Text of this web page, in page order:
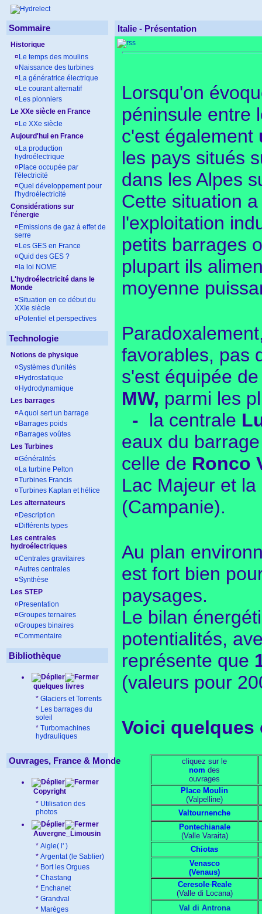
Sommaire
Historique
¤ Le temps des moulins
¤ Naissance des turbines
¤ La génératrice électrique
¤ Le courant alternatif
¤ Les pionniers
Le XXe siècle en France
¤ Le XXe siècle
Aujourd'hui en France
¤ La production
hydroélectrique
¤ Place occupée par
l'électricité
¤Quel développement pour
l'hydroélectricité
Considérations sur
l'énergie
¤ Emissions de gaz à effet de
serre
¤ Les GES en France
¤Quid des GES ?
¤ la loi NOME
L'hydroélectricité dans le
Monde
¤Situation en ce début du
XXIe siècle
¤ Potentiel et perspectives
Technologie
Notions de physique
¤Systèmes d'unités
¤ Hydrostatique
¤ Hydrodynamique
Les barrages
¤A quoi sert un barrage
¤ Barrages poids
¤ Barrages voûtes
Les Turbines
¤Généralités
¤ La turbine Pelton
¤Turbines Francis
¤Turbines Kaplan et hélice
Les alternateurs
¤ Description
¤ Différents types
Les centrales
hydroélectriques
¤Centrales gravitaires
¤Autres centrales
¤Synthèse
Les STEP
¤ Presentation
¤Groupes ternaires
¤Groupes binaires
¤Commentaire
Bibliothèque
quelques livres
* Glaciers et Torrents
* Les barrages du
soleil
* Turbomachines
hydrauliques
Ouvrages, France & Monde
Copyright
* Utilisation des
photos
Auvergne_Limousin
* Aigle( l' )
* Argentat (le Sablier)
* Bort les Orgues
* Chastang
* Enchanet
* Grandval
* Marèges
Italie - Présentation
Lorsqu'on
péninsule entre
c'est également
les pays situés
dans les Alpes
Cette situation
l'exploitation
petits barrages
plupart ils
moyenne
favorables, pas
s'est équipée
MW, parmi les
- la centrale
eaux du
celle de Ronco
Lac Majeur et
(Campanie).
Au plan
est fort bien
paysages.
Le bilan
potentialités,
représente que
(valeurs pour
Voici quelques
cliquez sur le
nom des
ouvrages
Place Moulin
(Valpelline)
Valtournenche
Pontechianale
(Valle Varaita)
Chiotas
Venasco
(Venaus)
Ceresole-Reale
(Valle di Locana)
Val di Antrona